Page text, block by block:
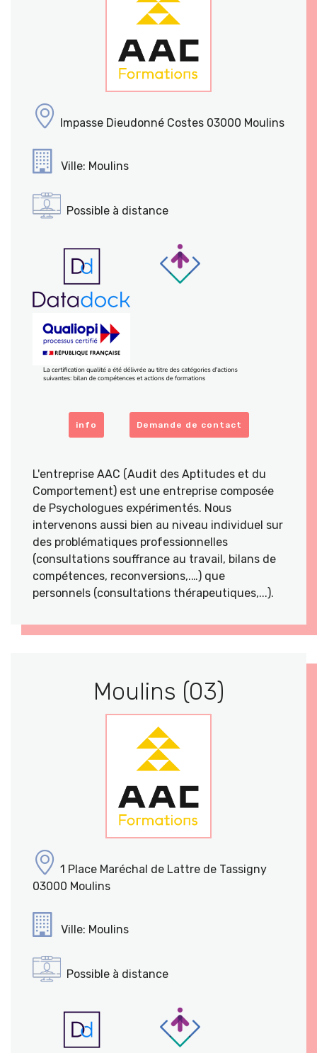
Impasse Dieudonné Costes 03000 Moulins
Ville: Moulins
Possible à distance
info Demande de contact
L'entreprise AAC (Audit des Aptitudes et du
Comportement) est une entreprise composée
de Psychologues expérimentés. Nous
intervenons aussi bien au niveau individuel sur
des problématiques professionnelles
(consultations souffrance au travail, bilans de
compétences, reconversions,.…) que
personnels (consultations thérapeutiques,...).
Moulins (03)
1 Place Maréchal de Lattre de Tassigny
03000 Moulins
Ville: Moulins
Possible à distance